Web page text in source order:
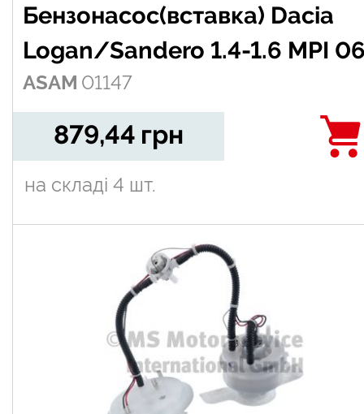
Бензонасос(вставка) Dacia
Logan/Sandero 1.4-1.6 MPI
ASAM 01147
879,44 грн
на складі 4 шт.